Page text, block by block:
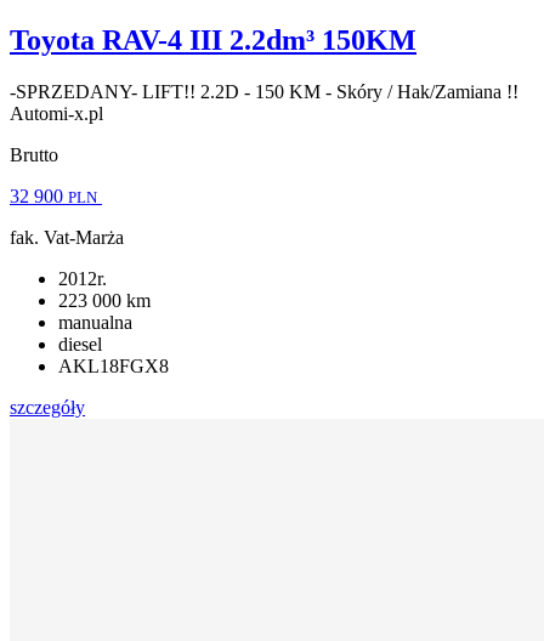
Toyota RAV-4 III 2.2dm³ 150KM
-SPRZEDANY- LIFT!! 2.2D - 150 KM - Skóry / Hak/Zamiana !!
Automi-x.pl
Brutto
32 900 PLN
fak. Vat-Marża
2012r.
223 000 km
manualna
diesel
AKL18FGX8
szczegóły